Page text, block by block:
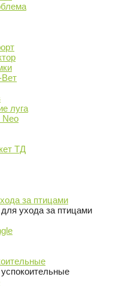
Вет
луга
Neo
ТД
за птицами
ухода за птицами